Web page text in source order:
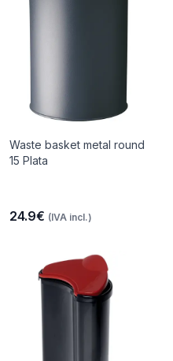
Waste basket metal round
15 Plata
24.9€ (IVA incl.)